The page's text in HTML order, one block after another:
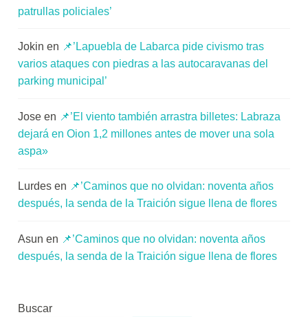
patrullas policiales’
Jokin en 📌’Lapuebla de Labarca pide civismo tras
varios ataques con piedras a las autocaravanas del
parking municipal’
Jose en 📌’El viento también arrastra billetes: Labraza
dejará en Oion 1,2 millones antes de mover una sola
aspa»
Lurdes en 📌’Caminos que no olvidan: noventa años
después, la senda de la Traición sigue llena de flores
Asun en 📌’Caminos que no olvidan: noventa años
después, la senda de la Traición sigue llena de flores
Buscar